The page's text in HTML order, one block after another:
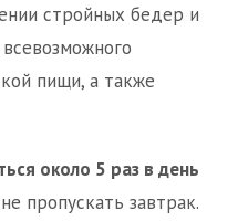
стройных бедер и
пищи, а также
около 5 раз в день
пропускать завтрак.